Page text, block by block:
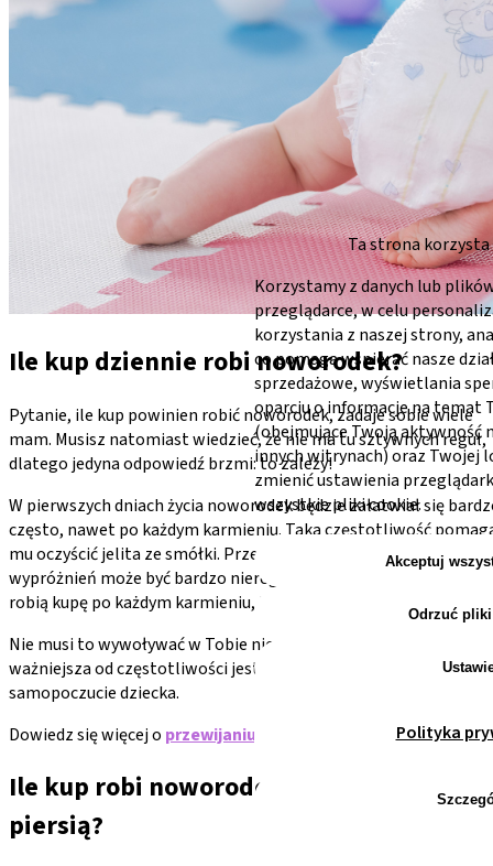
Ile kup dziennie robi noworodek?
Pytanie, ile kup powinien robić noworodek, zadaje sobie wiele
mam. Musisz natomiast wiedzieć, że nie ma tu sztywnych reguł,
dlatego jedyna odpowiedź brzmi: to zależy!
W pierwszych dniach życia noworodek będzie załatwiał się
często, nawet po każdym karmieniu. Taka częstotliwość
mu oczyścić jelita ze smółki. Przez pierwsze tygodnie ten rytm
wypróżnień może być bardzo nieregularny. Niektóre noworodki
robią kupę po każdym karmieniu, inne raz na kilka dni.
Nie musi to wywoływać w Tobie niepokoju. Na tym etapie
ważniejsza od częstotliwości jest konsystencja kupki i ogólne
samopoczucie dziecka.
Dowiedz się więcej o przewijaniu noworodka
Ile kup robi noworodek karmiony
piersią?
Ta strona
Korzystamy z danych lub
przeglądarce, w celu
korzystania z naszej strony,
co pomaga wspierać nasze
sprzedażowe, wyświetlania
oparciu o informacje na temat
(obejmujące Twoją aktywność
innych witrynach) oraz Twojej
zmienić ustawienia
wszystkie pliki cookie.
Akceptuj
Odrzuć
Polityka